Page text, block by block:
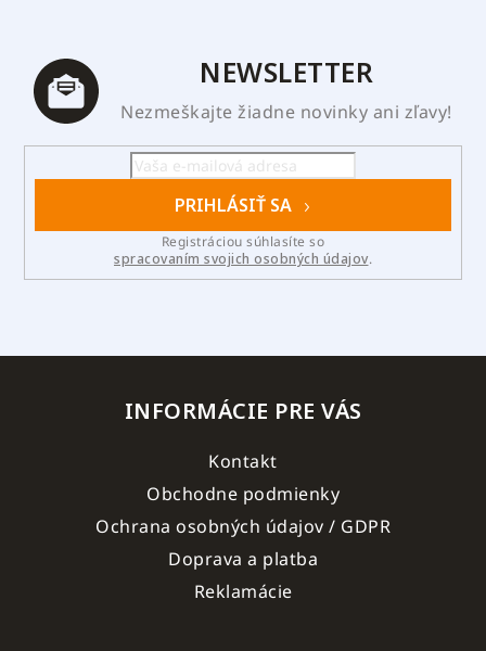
NEWSLETTER
Nezmeškajte žiadne novinky ani zľavy!
PRIHLÁSIŤ SA
spracovaním svojich osobných údajov.
INFORMÁCIE PRE VÁS
Kontakt
Obchodne podmienky
Ochrana osobných údajov / GDPR
Doprava a platba
Reklamácie